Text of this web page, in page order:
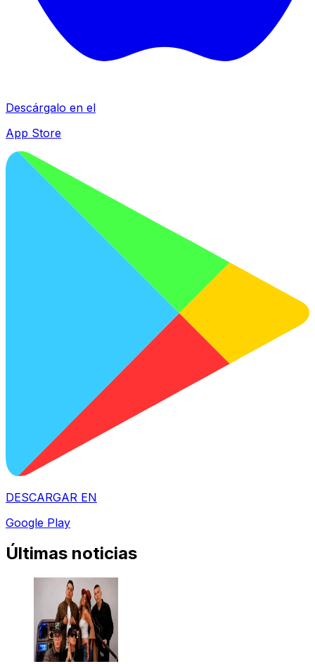
Descárgalo en el
App Store
DESCARGAR EN
Google Play
Últimas noticias